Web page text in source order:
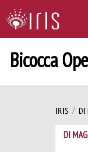
Bicocca
IRIS DI
DI